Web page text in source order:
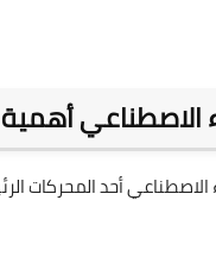
الاصطناعي
الاصطناعي أحد المحركات